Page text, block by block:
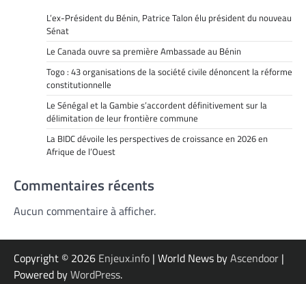
L’ex-Président du Bénin, Patrice Talon élu président du nouveau
Sénat
Le Canada ouvre sa première Ambassade au Bénin
Togo : 43 organisations de la société civile dénoncent la réforme
constitutionnelle
Le Sénégal et la Gambie s’accordent définitivement sur la
délimitation de leur frontière commune
La BIDC dévoile les perspectives de croissance en 2026 en
Afrique de l’Ouest
Commentaires récents
Aucun commentaire à afficher.
Copyright © 2026 Enjeux.info | World News byAscendoor |
Powered byWordPress.